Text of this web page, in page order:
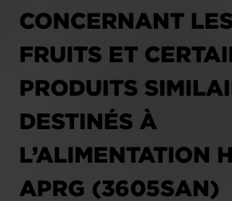
CONCERNANT
FRUITS ET
PRODUITS
DESTINÉS À
L’ALIMENTATION
APRG (3605SAN)